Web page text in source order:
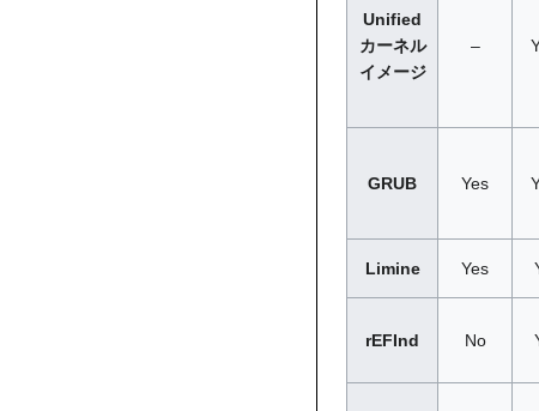
Unified
カーネル
イメージ
–
GRUB Yes
Limine Yes
rEFInd No